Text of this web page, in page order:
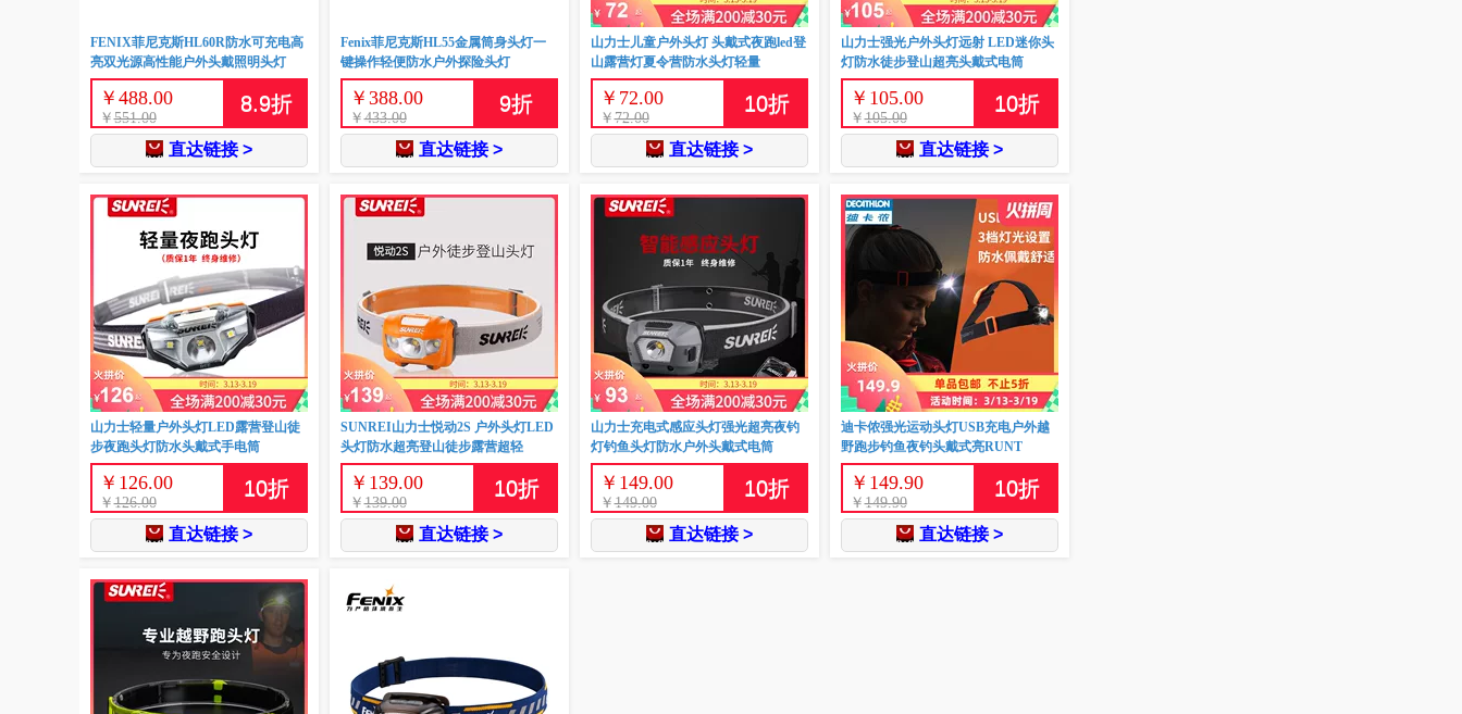
FENIX菲尼克斯HL60R防水可充电高
亮双光源高性能户外头戴照明头灯
￥ 488.00
￥551.00
8.9折
直达链接 >
Fenix菲尼克斯HL55金属筒身头灯一
键操作轻便防水户外探险头灯
￥ 388.00
￥433.00
9折
直达链接 >
山力士儿童户外头灯 头戴式夜跑led登
山露营灯夏令营防水头灯轻量
￥ 72.00
￥72.00
10折
直达链接 >
山力士强光户外头灯远射 LED迷你头
灯防水徒步登山超亮头戴式电筒
￥ 105.00
￥105.00
10折
直达链接 >
山力士轻量户外头灯LED露营登山徒
步夜跑头灯防水头戴式手电筒
￥ 126.00
￥126.00
10折
直达链接 >
SUNREI山力士悦动2S 户外头灯LED
头灯防水超亮登山徒步露营超轻
￥ 139.00
￥139.00
10折
直达链接 >
山力士充电式感应头灯强光超亮夜钓
灯钓鱼头灯防水户外头戴式电筒
￥ 149.00
￥149.00
10折
直达链接 >
迪卡侬强光运动头灯USB充电户外越
野跑步钓鱼夜钓头戴式亮RUNT
￥ 149.90
￥149.90
10折
直达链接 >